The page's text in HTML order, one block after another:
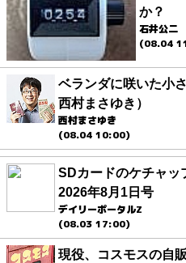
か？
石井公二
(08.04
ベランダに咲いた小
西村まさゆき）
西村まさゆき
(08.04 10:00)
SDカードのケチャッ
2026年8月1日号
デイリーポータルZ
(08.03 17:00)
現役、コスモスの自